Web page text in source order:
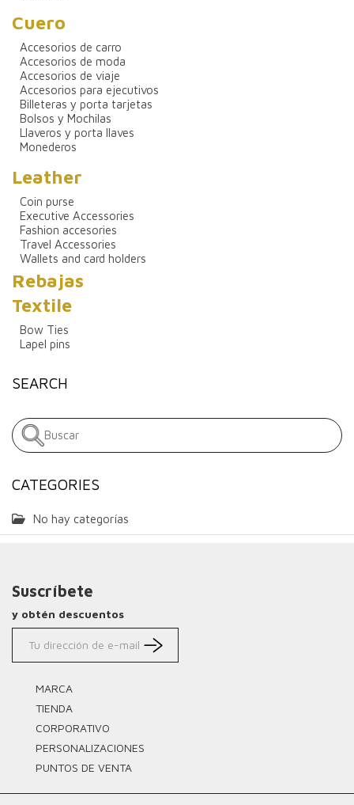
Cuero
Accesorios de carro
Accesorios de moda
Accesorios de viaje
Accesorios para ejecutivos
Billeteras y porta tarjetas
Bolsos y Mochilas
Llaveros y porta llaves
Monederos
Leather
Coin purse
Executive Accessories
Fashion accesories
Travel Accessories
Wallets and card holders
Rebajas
Textile
Bow Ties
Lapel pins
SEARCH
CATEGORIES
No hay categorías
Suscríbete
y obtén descuentos
MARCA
TIENDA
CORPORATIVO
PERSONALIZACIONES
PUNTOS DE VENTA